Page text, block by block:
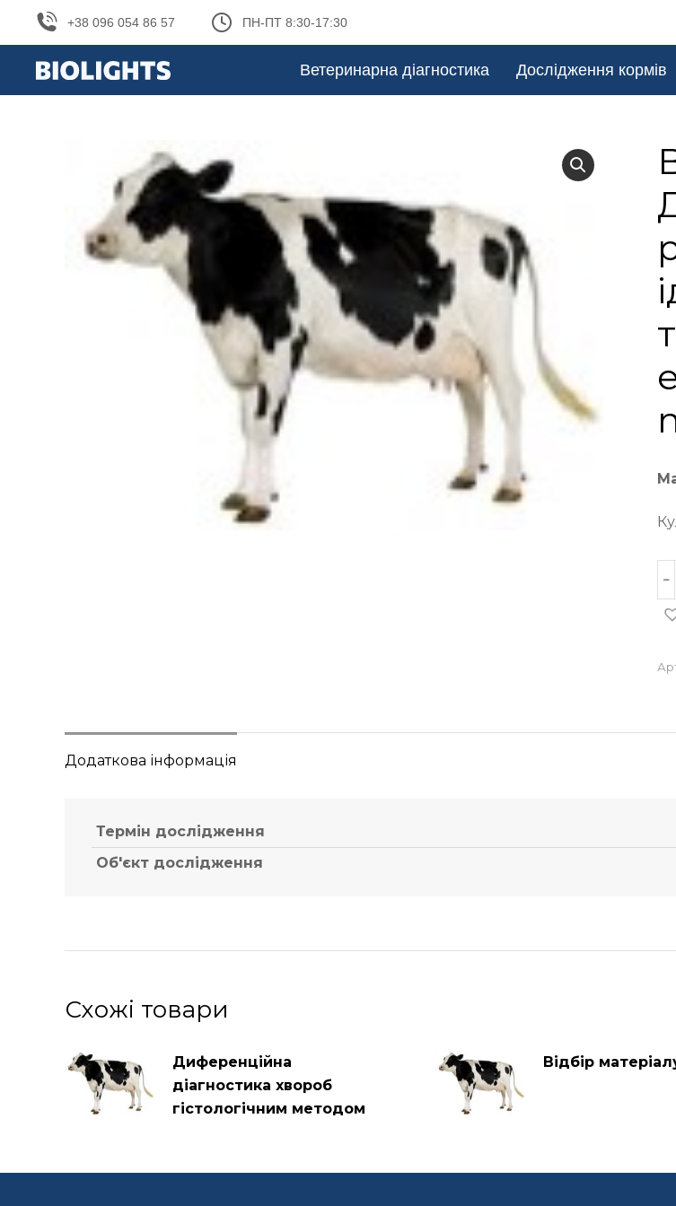
+38 096 054 86 57 ПН-ПТ 8:30-17:30
Ветеринарна діагностика Дослідження кормів
Додаткова інформація
Термін дослідження
Об'єкт дослідження
Схожі товари
Диференційна
діагностика хвороб
гістологічним методом
Відбір